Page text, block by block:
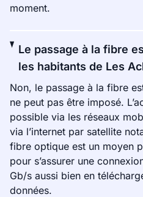
moment.
Le passage à la fibre
les habitants de Les
Non, le passage à la fibre
ne peut pas être imposé.
possible via les réseaux
via l’internet par satellite
fibre optique est un moyen
pour s’assurer une
Gb/s aussi bien en
données.